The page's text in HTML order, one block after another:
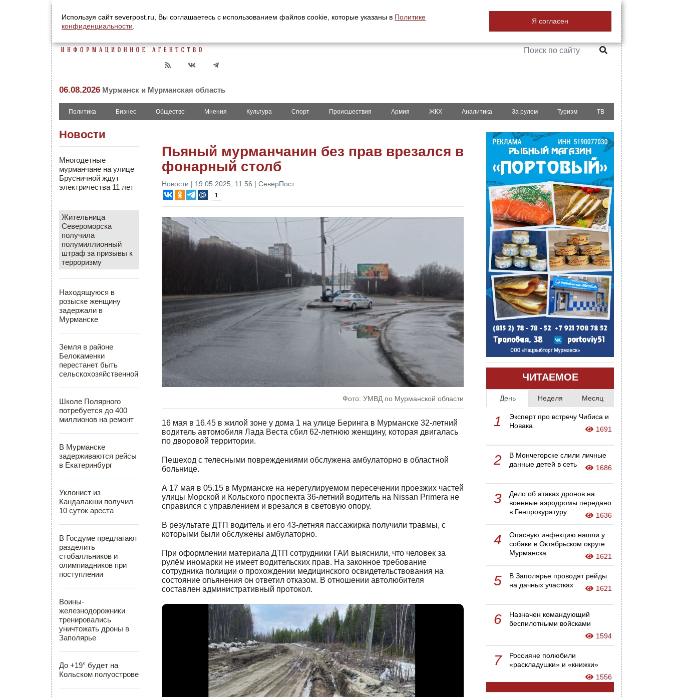
Используя сайт severpost.ru, Вы соглашаетесь с использованием файлов cookie, которые указаны в Политике
конфиденциальности
Я согласен
06.08.2026 Мурманск и Мурманская область
Политика Бизнес Общество Мнения Культура Спорт Происшествия Армия ЖКХ Аналитика За рулем Туризм ТВ
Новости
Многодетные
мурманчане на улице
Брусничной ждут
электричества 11 лет
Жительница
Североморска
получила
полумиллионный
штраф за призывы к
терроризму
Находящуюся в
розыске женщину
задержали в
Мурманске
Земля в районе
Белокаменки
перестанет быть
сельскохозяйственной
Школе Полярного
потребуется до 400
миллионов на ремонт
В Мурманске
задерживаются рейсы
в Екатеринбург
Уклонист из
Кандалакши получил
10 суток ареста
В Госдуме предлагают
разделить
стобалльников и
олимпиадников при
поступлении
Воины-
железнодорожники
тренировались
уничтожать дроны в
Заполярье
До +19° будет на
Кольском полуострове
Пьяный мурманчанин без прав врезался в
фонарный столб
Новости | 19 05 2025, 11:56 | СеверПост
1
Фото: УМВД по Мурманской области
16 мая в 16.45 в жилой зоне у дома 1 на улице Беринга в Мурманске 32-летний
водитель автомобиля Лада Веста сбил 62-летнюю женщину, которая двигалась
по дворовой территории.
Пешеход с телесными повреждениями обслужена амбулаторно в областной
больнице.
А 17 мая в 05.15 в Мурманске на нерегулируемом пересечении проезжих частей
улицы Морской и Кольского проспекта 36-летний водитель на Nissan Primera не
справился с управлением и врезался в световую опору.
В результате ДТП водитель и его 43-летняя пассажирка получили травмы, с
которыми были обслужены амбулаторно.
При оформлении материала ДТП сотрудники ГАИ выяснили, что человек за
рулём иномарки не имеет водительских прав. На законное требование
сотрудника полиции о прохождении медицинского освидетельствования на
состояние опьянения он ответил отказом. В отношении автолюбителя
составлен административный протокол.
ЧИТАЕМОЕ
День Неделя Месяц
1
Эксперт про встречу Чибиса и
Новака
1691
2
В Мончегорске слили личные
данные детей в сеть
1686
3
Дело об атаках дронов на
военные аэродромы передано
в Генпрокуратуру
1636
4
Опасную инфекцию нашли у
собаки в Октябрьском округе
Мурманска
1621
5
В Заполярье проводят рейды
на дачных участках
1621
6
Назначен командующий
беспилотными войсками
1594
7
Россияне полюбили
«раскладушки» и «книжки»
1556